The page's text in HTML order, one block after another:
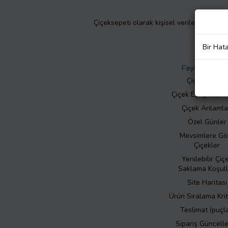
Çiçeksepeti olarak kişisel verilerinizin
Faydalı Bilgiler
Çiçek Bakımı
Çiçek Eşliğinde
Çiçek
Özel Günler
Mevsimlere
Çiçekler
Yenilebilir
Saklama
Site Haritası
Ürün Sıralama
Teslimat
Sipariş
Bir